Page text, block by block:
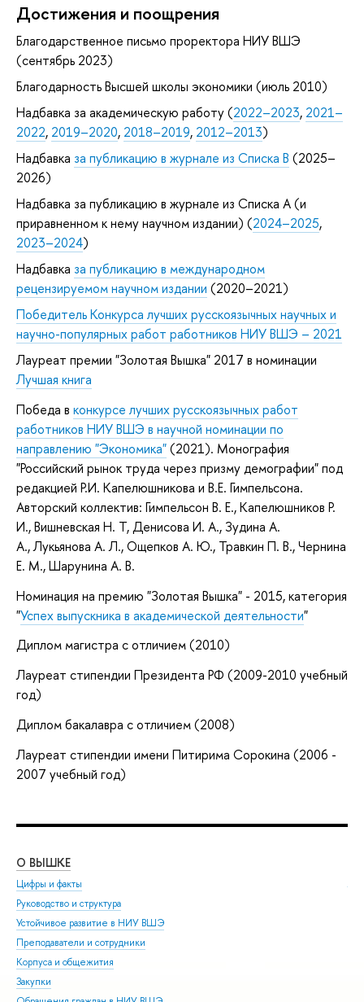
Достижения и поощрения
Благодарственное письмо проректора НИУ ВШЭ
(сентябрь 2023)
Благодарность Высшей школы экономики (июль 2010)
Надбавка за академическую работу (2022–2023, 2021–
2022, 2019–2020, 2018–2019, 2012–2013)
Надбавка за публикацию в журнале из Списка B (2025–
2026)
Надбавка за публикацию в журнале из Списка А (и
приравненном к нему научном издании) (2024–2025,
2023–2024)
Надбавка за публикацию в международном
рецензируемом научном издании (2020–2021)
Победитель Конкурса лучших русскоязычных научных и
научно-популярных работ работников НИУ ВШЭ – 2021
Лауреат премии "Золотая Вышка" 2017 в номинации
Лучшая книга
Победа в конкурсе лучших русскоязычных работ
работников НИУ ВШЭ в научной номинации по
направлению "Экономика"(2021). Монография
"Российский рынок труда через призму демографии" под
редакцией Р.И. Капелюшникова и В.Е. Гимпельсона.
Авторский коллектив: Гимпельсон В. Е., Капелюшников Р.
И., Вишневская Н. Т, Денисова И. А., Зудина А.
А., Лукьянова А. Л., Ощепков А. Ю., Травкин П. В., Чернина
Е. М., Шарунина А. В.
Номинация на премию "Золотая Вышка" - 2015, категория
"Успех выпускника в академической деятельности"
Диплом магистра с отличием (2010)
Лауреат стипендии Президента РФ (2009-2010 учебный
год)
Диплом бакалавра с отличием (2008)
Лауреат стипендии имени Питирима Сорокина (2006 -
2007 учебный год)
О ВЫШКЕ
Цифры и факты
Руководство и структура
Устойчивое развитие в НИУ ВШЭ
Преподаватели и сотрудники
Корпуса и общежития
Закупки